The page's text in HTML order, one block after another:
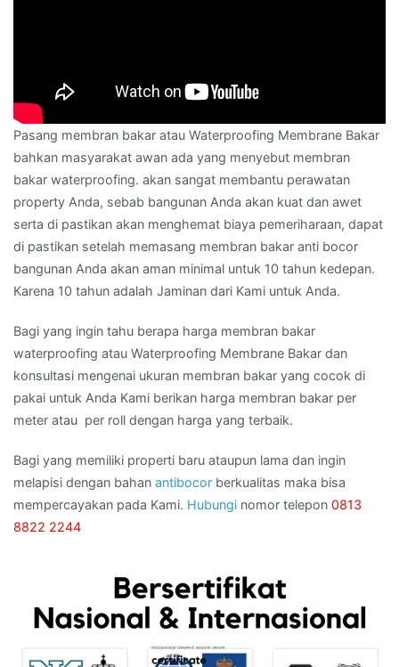
Pasang membran bakar atau Waterproofing Membrane Bakar
bahkan masyarakat awan ada yang menyebut membran
bakar waterproofing. akan sangat membantu perawatan
property Anda, sebab bangunan Anda akan kuat dan awet
serta di pastikan akan menghemat biaya pemeriharaan, dapat
di pastikan setelah memasang membran bakar anti bocor
bangunan Anda akan aman minimal untuk 10 tahun kedepan.
Karena 10 tahun adalah Jaminan dari Kami untuk Anda.
Bagi yang ingin tahu berapa harga membran bakar
waterproofing atau Waterproofing Membrane Bakar dan
konsultasi mengenai ukuran membran bakar yang cocok di
pakai untuk Anda Kami berikan harga membran bakar per
meter atau per roll dengan harga yang terbaik.
Bagi yang memiliki properti baru ataupun lama dan ingin
melapisi dengan bahan antibocor berkualitas maka bisa
mempercayakan pada Kami. Hubungi nomor telepon 0813
8822 2244